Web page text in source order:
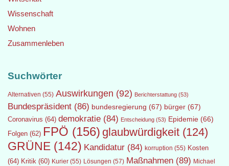
Wissenschaft
Wohnen
Zusammenleben
Suchwörter
Alternativen (55) Auswirkungen (92) Berichterstattung (53)
Bundespräsident (86) bundesregierung (67) bürger (67)
Coronavirus (64) demokratie (84) Entscheidung (53) Epidemie (66)
Folgen (62) FPÖ (156) glaubwürdigkeit (124)
GRÜNE (142) Kandidatur (84) korruption (55) Kosten
(64) Kritik (60) Kurier (55) Lösungen (57) Maßnahmen (89) Michael